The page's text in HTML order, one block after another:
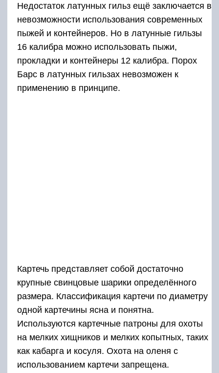
Недостаток латунных гильз ещё заключается в
невозможности использования современных
пыжей и контейнеров. Но в латунные гильзы
16 калибра можно использовать пыжи,
прокладки и контейнеры 12 калибра. Порох
Барс в латунных гильзах невозможен к
применению в принципе.
Картечь представляет собой достаточно
крупные свинцовые шарики определённого
размера. Классификация картечи по диаметру
одной картечины ясна и понятна.
Используются картечные патроны для охоты
на мелких хищников и мелких копытных, таких
как кабарга и косуля. Охота на оленя с
использованием картечи запрещена.